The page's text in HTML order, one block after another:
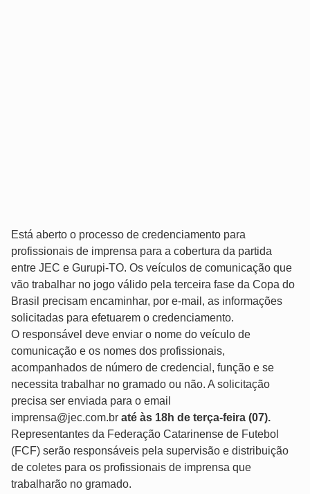
Está aberto o processo de credenciamento para
profissionais de imprensa para a cobertura da partida
entre JEC e Gurupi-TO. Os veículos de comunicação que
vão trabalhar no jogo válido pela terceira fase da Copa do
Brasil precisam encaminhar, por e-mail, as informações
solicitadas para efetuarem o credenciamento.
O responsável deve enviar o nome do veículo de
comunicação e os nomes dos profissionais,
acompanhados de número de credencial, função e se
necessita trabalhar no gramado ou não. A solicitação
precisa ser enviada para o email
imprensa@jec.com.br até às 18h de terça-feira (07).
Representantes da Federação Catarinense de Futebol
(FCF) serão responsáveis pela supervisão e distribuição
de coletes para os profissionais de imprensa que
trabalharão no gramado.